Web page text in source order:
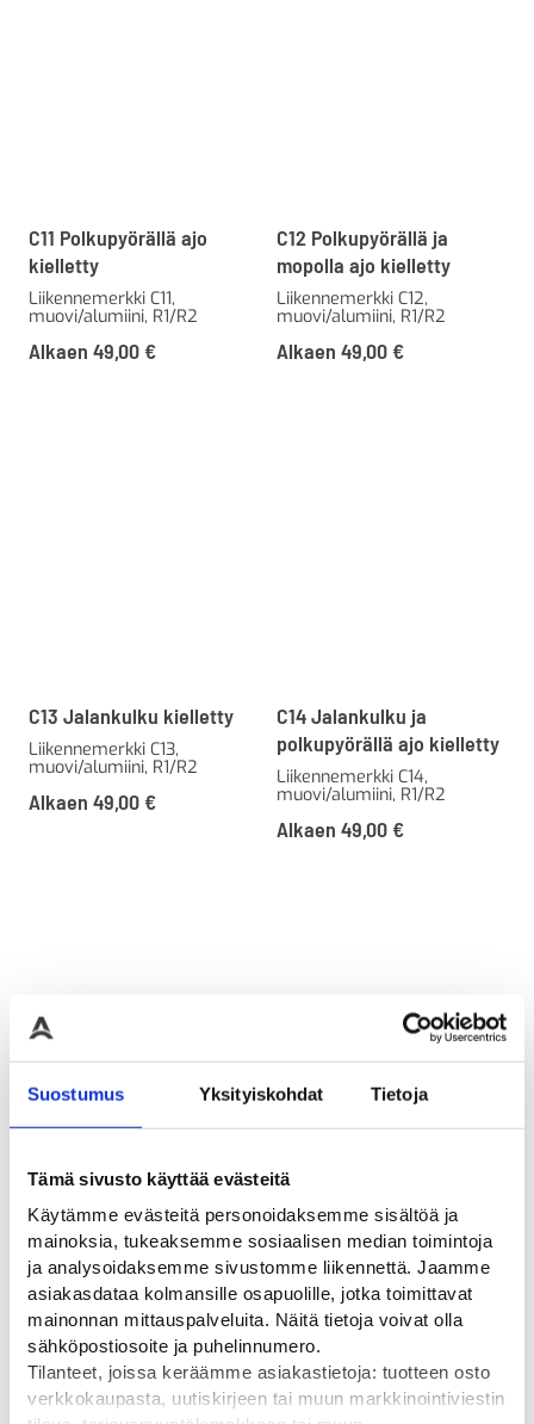
Suostumus Yksityiskohdat Tietoja
Tämä sivusto käyttää evästeitä
Käytämme evästeitä personoidaksemme sisältöä ja
mainoksia, tukeaksemme sosiaalisen median toimintoja
ja analysoidaksemme sivustomme liikennettä. Jaamme
asiakasdataa kolmansille osapuolille, jotka toimittavat
mainonnan mittauspalveluita. Näitä tietoja voivat olla
sähköpostiosoite ja puhelinnumero.
Tilanteet, joissa keräämme asiakastietoja: tuotteen osto
verkkokaupasta, uutiskirjeen tai muun markkinointiviestin
C11 Polkupyörällä ajo
kielletty
Liikennemerkki C11,
muovi/alumiini, R1/R2
Alkaen 49,00 €
C12 Polkupyörällä ja
mopolla ajo kielletty
Liikennemerkki C12,
muovi/alumiini, R1/R2
Alkaen 49,00 €
C13 Jalankulku kielletty
Liikennemerkki C13,
muovi/alumiini, R1/R2
Alkaen 49,00 €
C14 Jalankulku ja
polkupyörällä ajo kielletty
Liikennemerkki C14,
muovi/alumiini, R1/R2
Alkaen 49,00 €
C15 Jalankulku ja
polkupyörällä ja mopolla
ajo kielletty
Liikennemerkki C15,
muovi/alumiini, R1/R2
Alkaen49,00€
C16 Ratsastus kielletty
Liikennemerkki C16, alumiini,
R1/R2, CE-hyväksytty
Alkaen49,00€